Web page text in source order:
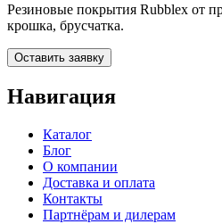
Резиновые покрытия Rubblex от
крошка, брусчатка.
Оставить заявку
Навигация
Каталог
Блог
О компании
Доставка и оплата
Контакты
Партнёрам и дилерам